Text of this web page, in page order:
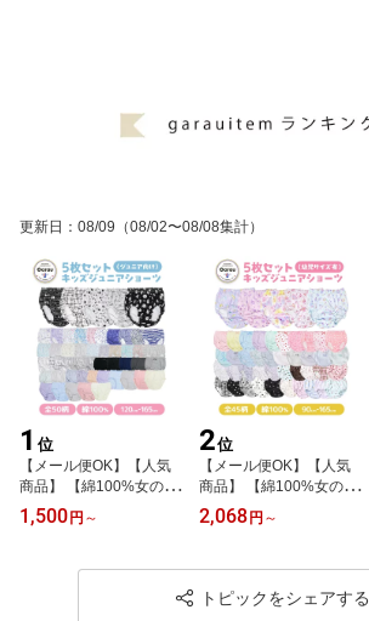
更新日 ： 08/09 （08/02〜08/08集計）
1 位
【メール便OK】【人気
商品】 【綿100%女の子
パンツ 5枚組】累計販売
数210,000セット突破！
ツ 5枚組 全50柄 12
1,500 円 ～
2位
【メール便OK】【人気
商品】 【綿100%女の子
パンツ 5枚組】累計販売
数210,000セット突破！
ツ 5枚組 全45柄 9
0〜165cm【綿100％】
女児ショーツ パンツ 女
2,068 円 ～
トピックをシェアする